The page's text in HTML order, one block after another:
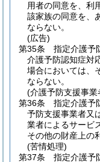
用者の同意を、利
該家族の同意を、
ならない。
(広告)
第35条
指定介護予
介護予防認知症対
場合においては、
ならない。
(介護予防支援事
第36条
指定介護予
予防支援事業者又
業者によるサービ
その他の財産上の
(苦情処理)
第37条
指定介護予